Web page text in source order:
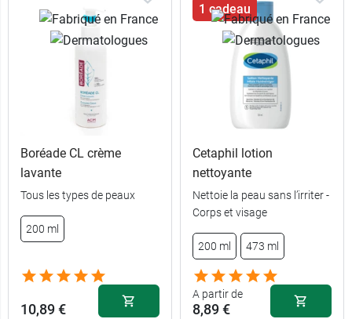
Boréade CL crème
lavante
Tous les types de peaux
200 ml
10,89 €
1 cadeau
Cetaphil lotion
nettoyante
Nettoie la peau sans l’irriter -
Corps et visage
200 ml 473 ml
A partir de
8,89 €